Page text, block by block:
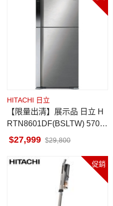
HITACHI 日立
【限量出清】展示品 日立 H
RTN8601DF(BSLTW) 570L
一級能效 變頻雙門冰箱 星燦
27,999 29,800
促銷